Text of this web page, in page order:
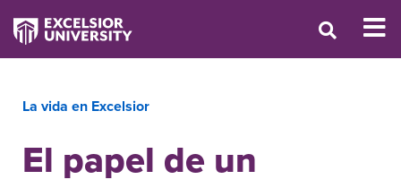
La vida en Excelsior
El papel de un